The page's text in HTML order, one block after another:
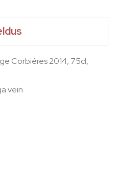
Corbiéres 2014, 75cl,
vein